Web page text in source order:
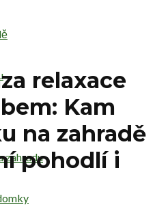
zahradu
relaxace
Kam
na zahradě
pohodlí i